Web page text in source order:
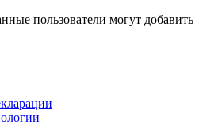
пользователи могут добавить